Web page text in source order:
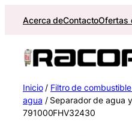
Acerca deContactoOfertas
Inicio/ Filtro de
agua / Separador de agua
791000FHV32430